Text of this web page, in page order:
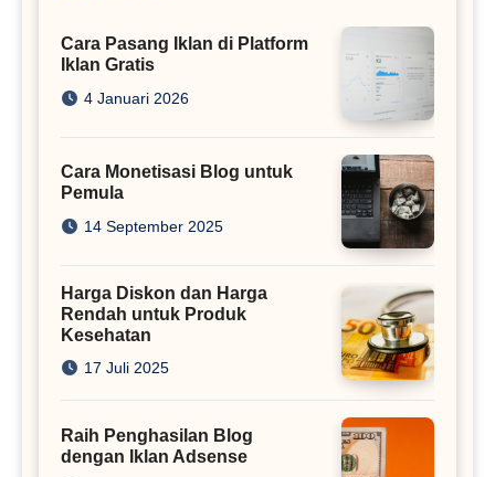
Cara Pasang Iklan di Platform
Iklan Gratis
4 Januari 2026
Cara Monetisasi Blog untuk
Pemula
14 September 2025
Harga Diskon dan Harga
Rendah untuk Produk
Kesehatan
17 Juli 2025
Raih Penghasilan Blog
dengan Iklan Adsense